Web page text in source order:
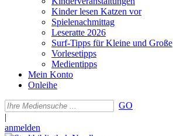
Kinder lesen Katzen vor
Spielenachmittag
Leseratte 2026
Surf-Tipps für Kleine und Große
Vorlesetipps
Medientipps
Mein Konto
Onleihe
GO
|
anmelden